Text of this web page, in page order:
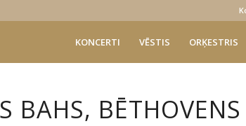
KONCERTI VĒSTIS ORĶESTRIS
BAHS,